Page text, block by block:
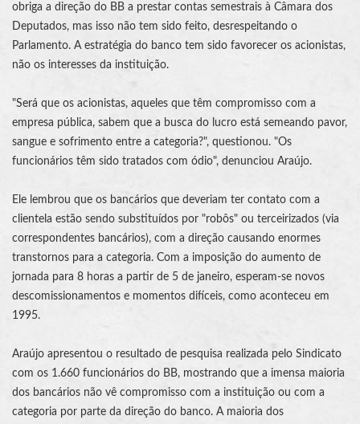
obriga a direção do BB a prestar contas semestrais à Câmara dos
Deputados, mas isso não tem sido feito, desrespeitando o
Parlamento. A estratégia do banco tem sido favorecer os acionistas,
não os interesses da instituição.
"Será que os acionistas, aqueles que têm compromisso com a
empresa pública, sabem que a busca do lucro está semeando pavor,
sangue e sofrimento entre a categoria?", questionou. "Os
funcionários têm sido tratados com ódio", denunciou Araújo.
Ele lembrou que os bancários que deveriam ter contato com a
clientela estão sendo substituídos por "robôs" ou terceirizados (via
correspondentes bancários), com a direção causando enormes
transtornos para a categoria. Com a imposição do aumento de
jornada para 8 horas a partir de 5 de janeiro, esperam-se novos
descomissionamentos e momentos difíceis, como aconteceu em
1995.
Araújo apresentou o resultado de pesquisa realizada pelo Sindicato
com os 1.660 funcionários do BB, mostrando que a imensa maioria
dos bancários não vê compromisso com a instituição ou com a
categoria por parte da direção do banco. A maioria dos